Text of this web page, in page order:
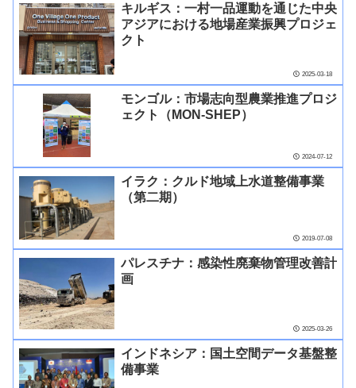
キルギス：一村一品運動を通じた中央
アジアにおける地場産業振興プロジェ
クト
2025-03-18
モンゴル：市場志向型農業推進プロジ
ェクト（MON-SHEP）
2024-07-12
イラク：クルド地域上水道整備事業
（第二期）
2019-07-08
パレスチナ：感染性廃棄物管理改善計
画
2025-03-26
インドネシア：国土空間データ基盤整
備事業